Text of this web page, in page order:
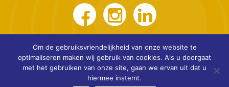
Om de gebruiksvriendelijkheid van onze website te
optimaliseren maken wij gebruik van cookies. Als u doorgaat
met het gebruiken van onze site, gaan we ervan uit dat u
hiermee instemt.